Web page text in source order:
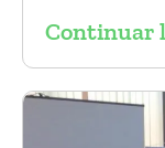
29 de
SBACV
de Cirurgia
Continuar